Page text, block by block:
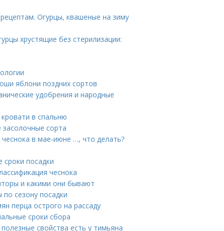
Огурцы, квашеные на зиму
хрустящие без стерилизации:
яблони поздних сортов
удобрения и народные
в спальню
засолочные сорта
в мае-июне …, что делать?
сроки посадки
чеснока
и какими они бывают
сезону посадки
перца острого на рассаду
сроки сбора
свойства есть у тимьяна